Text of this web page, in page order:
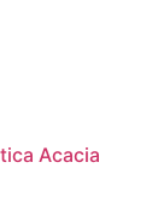
Acacia